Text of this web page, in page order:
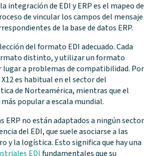
integración de EDI y ERP es el mapeo de
de vincular los campos del mensaje
de la base de datos ERP.
del formato EDI adecuado. Cada
distinto, y utilizar un formato
lugar a problemas de compatibilidad. Por
es habitual en el sector del
de Norteamérica, mientras que el
popular a escala mundial.
ERP no están adaptados a ningún sector
del EDI, que suele asociarse a las
y la logística. Esto significa que hay una
EDIfundamentales que su